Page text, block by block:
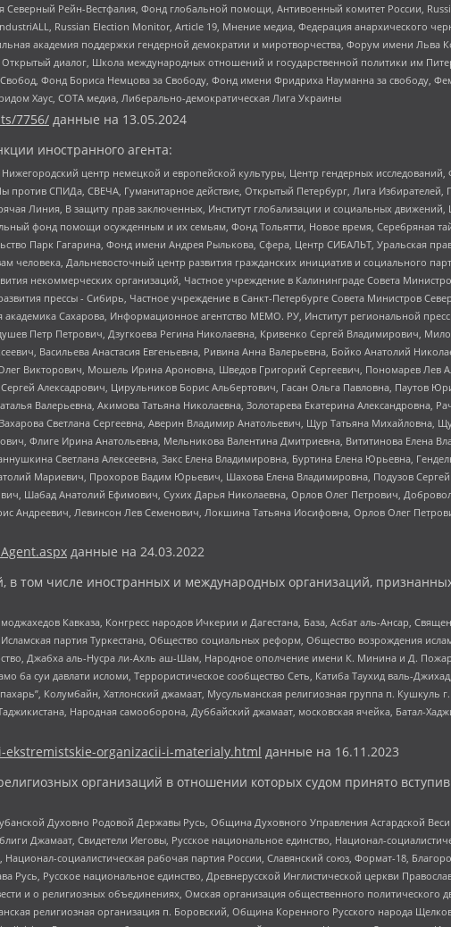
Рейн-Вестфалия, Фонд глобальной помощи, Антивоенный комитет России,
Russian Election Monitor, Article 19, Мнение медиа, Федерация анархического
академия поддержки гендерной демократии и миротворчества, Форум имени Льва
диалог, Школа международных отношений и государственной политики им
Фонд Бориса Немцова за Свободу, Фонд имени Фридриха Науманна за свободу,
Хаус, СОТА медиа, Либерально-демократическая Лига Украины
7756/ данные на 13.05.2024
иностранного агента:
центр немецкой и европейской культуры, Центр гендерных
СПИДа, СВЕЧА, Гуманитарное действие, Открытый Петербург, Лига Избирателей,
Линия, В защиту прав заключенных, Институт глобализации и социальных
фонд помощи осужденным и их семьям, Фонд Тольятти, Новое время, Серебряная
Парк Гагарина, Фонд имени Андрея Рылькова, Сфера, Центр СИБАЛЬТ, Уральская
человека, Дальневосточный центр развития гражданских инициатив и социального
некоммерческих организаций, Частное учреждение в Калининграде Совета
прессы - Сибирь, Частное учреждение в Санкт-Петербурге Совета Министров
Сахарова, Информационное агентство МЕМО. РУ, Институт региональной
Петр Петрович, Дзугкоева Регина Николаевна, Кривенко Сергей Владимирович,
Васильева Анастасия Евгеньевна, Ривина Анна Валерьевна, Бойко Анатолий
Викторович, Мошель Ирина Ароновна, Шведов Григорий Сергеевич, Пономарев Лев
Алексадрович, Цирульников Борис Альбертович, Гасан Ольга Павловна, Паутов
Валерьевна, Акимова Татьяна Николаевна, Золотарева Екатерина Александровна,
Светлана Сергеевна, Аверин Владимир Анатольевич, Щур Татьяна Михайловна,
Флиге Ирина Анатольевна, Мельникова Валентина Дмитриевна, Вититинова Елена
Светлана Алексеевна, Закс Елена Владимировна, Буртина Елена Юрьевна,
Мариевич, Прохоров Вадим Юрьевич, Шахова Елена Владимировна, Подузов
Шабад Анатолий Ефимович, Сухих Дарья Николаевна, Орлов Олег Петрович,
Андреевич, Левинсон Лев Семенович, Локшина Татьяна Иосифовна, Орлов Олег
данные на 24.03.2022
том числе иностранных и международных организаций,
Кавказа, Конгресс народов Ичкерии и Дагестана, База, Асбат аль-Ансар,
партия Туркестана, Общество социальных реформ, Общество возрождения
Джабха аль-Нусра ли-Ахль аш-Шам, Народное ополчение имени К. Минина и Д.
ба суи давлати исломи, Террористическое сообщество Сеть, Катиба Таухид валь-
Колумбайн, Хатлонский джамаат, Мусульманская религиозная группа п.
Народная самооборона, Дуббайский джамаат, московская ячейка, Батал-
organizacii-i-materialy.html данные на 16.11.2023
организаций в отношении которых судом принято
Духовно Родовой Державы Русь, Община Духовного Управления Асгардской
Джамаат, Свидетели Иеговы, Русское национальное единство, Национал-
социалистическая рабочая партия России, Славянский союз, Формат-18,
Русь, Русское национальное единство, Древнерусской Инглистической церкви
и о религиозных объединениях, Омская организация общественного политического
религиозная организация п. Боровский, Община Коренного Русского народа